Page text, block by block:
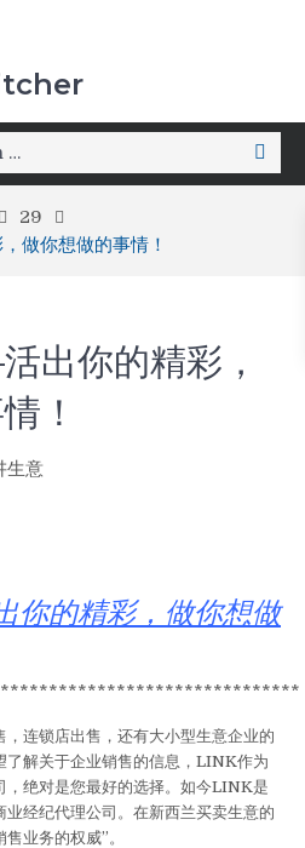
29
做你想做的事情！
出你的精彩，
！
生意
你的精彩，做你想做
连锁店出售，还有大小型生意企业的
了解关于企业销售的信息，LINK作为
，绝对是您最好的选择。如今LINK是
经纪代理公司。在新西兰买卖生意的
业务的权威”。